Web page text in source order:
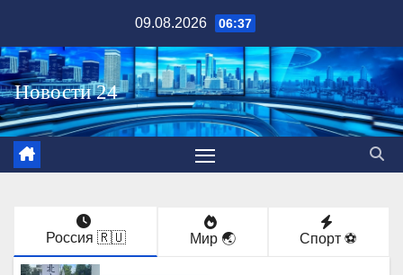
содержимому
09.08.2026 06:37
Россия 🇷🇺 Мир 🌏 Спорт ⚽️